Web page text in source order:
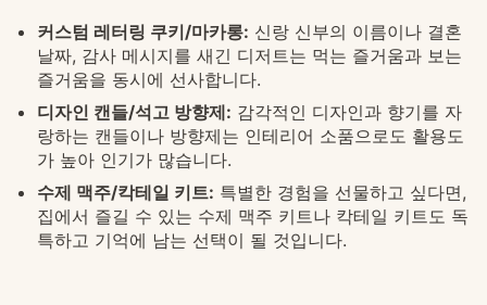
커스텀 레터링 쿠키/마카롱: 신랑 신부의 이름이나 결혼
날짜, 감사 메시지를 새긴 디저트는 먹는 즐거움과 보는
즐거움을 동시에 선사합니다.
디자인 캔들/석고 방향제: 감각적인 디자인과 향기를 자
랑하는 캔들이나 방향제는 인테리어 소품으로도 활용도
가 높아 인기가 많습니다.
수제 맥주/칵테일 키트: 특별한 경험을 선물하고 싶다면,
집에서 즐길 수 있는 수제 맥주 키트나 칵테일 키트도 독
특하고 기억에 남는 선택이 될 것입니다.